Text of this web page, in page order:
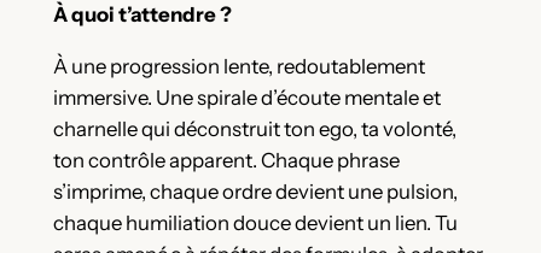
À quoi t’attendre ?
À une progression lente, redoutablement
immersive. Une spirale d’écoute mentale et
charnelle qui déconstruit ton ego, ta volonté,
ton contrôle apparent. Chaque phrase
s’imprime, chaque ordre devient une pulsion,
chaque humiliation douce devient un lien. Tu